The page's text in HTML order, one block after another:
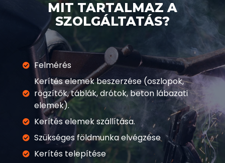
MIT TARTALMAZ A
SZOLGÁLTATÁS?
Felmérés
Kerítés elemek beszerzése (oszlopok,
rögzítők, táblák, drótok, beton lábazati
elemek).
Kerítés elemek szállítása.
Szükséges földmunka elvégzése
Kerítés telepítése